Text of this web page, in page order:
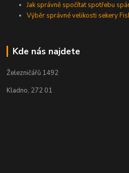
Jak správně spočítat spotřebu
Výběr správné velikosti sekery
Kde nás najdete
Železničářů 1492
Kladno, 272 01